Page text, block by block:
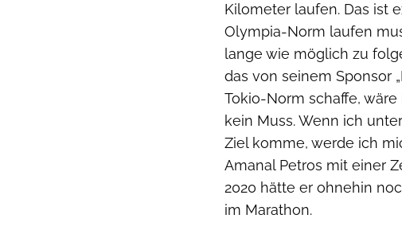
Kilometer laufen. Das ist
Olympia-Norm laufen
lange wie möglich zu
das von seinem Sponsor
Tokio-Norm schaffe,
kein Muss. Wenn ich
Ziel komme, werde ich
Amanal Petros mit einer
2020 hätte er ohnehin
im Marathon.